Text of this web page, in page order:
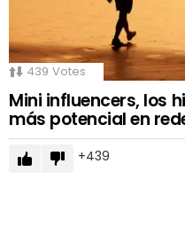
439 Votes
Mini influencers, los
más potencial en
439